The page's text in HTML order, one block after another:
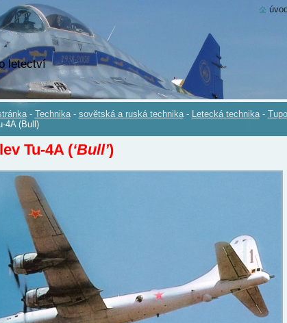
letectví
- Technika - sovětská a ruská technika - Letecká technika -
4A (Bull)
Tu-4A (‘Bull’)